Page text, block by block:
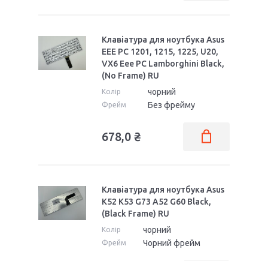
Клавіатура для ноутбука Asus
EEE PC 1201, 1215, 1225, U20,
VX6 Eee PC Lamborghini Black,
(No Frame) RU
Колір чорний
Фрейм Без фрейму
678,0 ₴
Клавіатура для ноутбука Asus
K52 K53 G73 A52 G60 Black,
(Black Frame) RU
Колір чорний
Фрейм Чорний фрейм